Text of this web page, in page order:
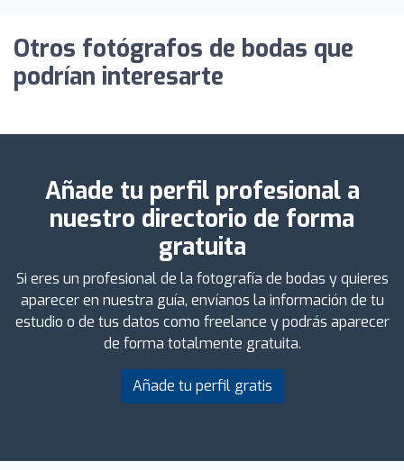
Otros fotógrafos de bodas que
podrían interesarte
Añade tu perfil profesional a
nuestro directorio de forma
gratuita
Si eres un profesional de la fotografía de bodas y quieres
aparecer en nuestra guía, envíanos la información de tu
estudio o de tus datos como freelance y podrás aparecer
de forma totalmente gratuita.
Añade tu perfil gratis